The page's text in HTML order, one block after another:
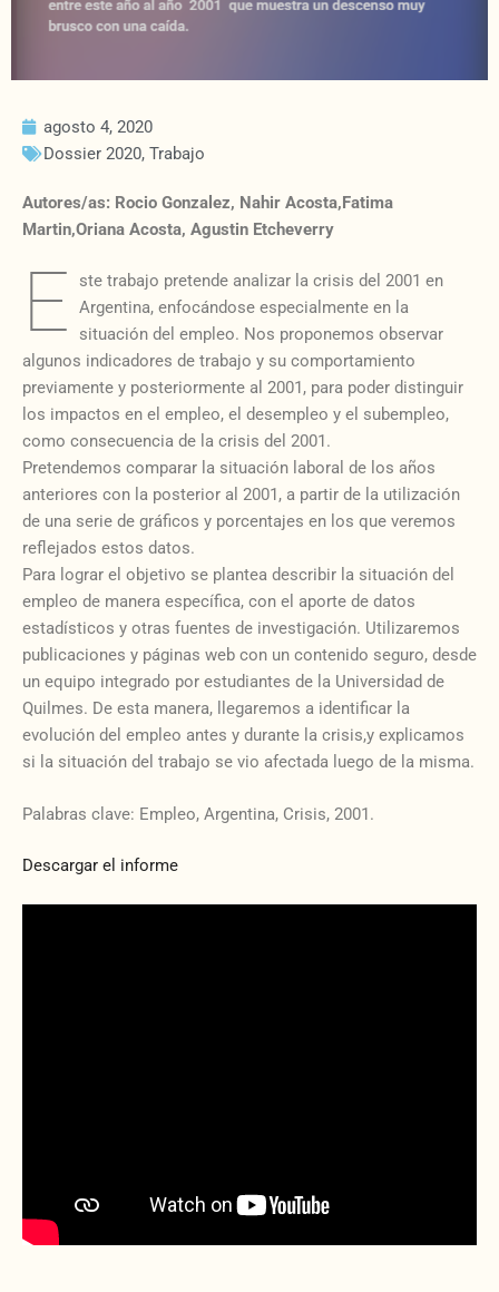
agosto 4, 2020
Dossier 2020, Trabajo
Autores/as: Rocio Gonzalez, Nahir Acosta,Fatima
Martin,Oriana Acosta, Agustin Etcheverry
E
ste trabajo pretende analizar la crisis del 2001 en
Argentina, enfocándose especialmente en la
situación del empleo. Nos proponemos observar
algunos indicadores de trabajo y su comportamiento
previamente y posteriormente al 2001, para poder distinguir
los impactos en el empleo, el desempleo y el subempleo,
como consecuencia de la crisis del 2001.
Pretendemos comparar la situación laboral de los años
anteriores con la posterior al 2001, a partir de la utilización
de una serie de gráficos y porcentajes en los que veremos
reflejados estos datos.
Para lograr el objetivo se plantea describir la situación del
empleo de manera específica, con el aporte de datos
estadísticos y otras fuentes de investigación. Utilizaremos
publicaciones y páginas web con un contenido seguro, desde
un equipo integrado por estudiantes de la Universidad de
Quilmes. De esta manera, llegaremos a identificar la
evolución del empleo antes y durante la crisis,y explicamos
si la situación del trabajo se vio afectada luego de la misma.
Palabras clave: Empleo, Argentina, Crisis, 2001.
Descargar el informe